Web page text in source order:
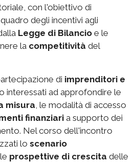
con l'obiettivo di
degli incentivi agli
Legge di Bilancio e le
la competitività del
di imprenditori e
interessati ad approfondire le
misura , le modalità di accesso
finanziari a supporto dei
Nel corso dell'incontro
lo scenario
prospettive di crescita delle